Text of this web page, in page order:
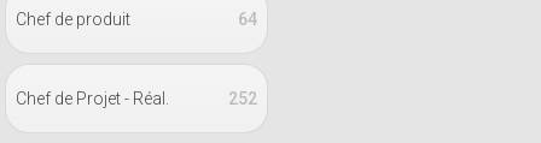
64
Chef de produit
252
Chef de Projet - Réal.